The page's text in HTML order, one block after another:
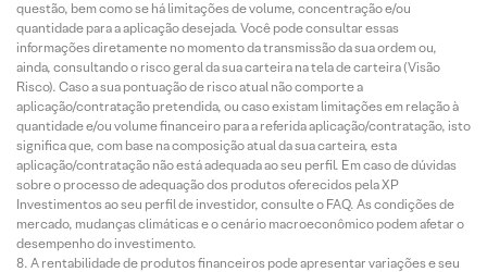
questão, bem como se há limitações de volume, concentração e/ou
quantidade para a aplicação desejada. Você pode consultar essas
informações diretamente no momento da transmissão da sua ordem ou,
ainda, consultando o risco geral da sua carteira na tela de carteira (Visão
Risco). Caso a sua pontuação de risco atual não comporte a
aplicação/contratação pretendida, ou caso existam limitações em relação à
quantidade e/ou volume financeiro para a referida aplicação/contratação, isto
significa que, com base na composição atual da sua carteira, esta
aplicação/contratação não está adequada ao seu perfil. Em caso de dúvidas
sobre o processo de adequação dos produtos oferecidos pela XP
Investimentos ao seu perfil de investidor, consulte o FAQ. As condições de
mercado, mudanças climáticas e o cenário macroeconômico podem afetar o
desempenho do investimento.
A rentabilidade de produtos financeiros pode apresentar variações e seu